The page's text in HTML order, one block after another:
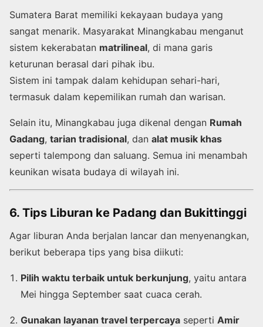
Sumatera Barat memiliki kekayaan budaya yang
sangat menarik. Masyarakat Minangkabau menganut
sistem kekerabatan matrilineal, di mana garis
keturunan berasal dari pihak ibu.
Sistem ini tampak dalam kehidupan sehari-hari,
termasuk dalam kepemilikan rumah dan warisan.
Selain itu, Minangkabau juga dikenal dengan Rumah
Gadang, tarian tradisional, dan alat musik khas
seperti talempong dan saluang. Semua ini menambah
keunikan wisata budaya di wilayah ini.
6. Tips Liburan ke Padang dan Bukittinggi
Agar liburan Anda berjalan lancar dan menyenangkan,
berikut beberapa tips yang bisa diikuti:
Pilih waktu terbaik untuk berkunjung, yaitu antara
Mei hingga September saat cuaca cerah.
Gunakan layanan travel terpercaya sepertiAmir